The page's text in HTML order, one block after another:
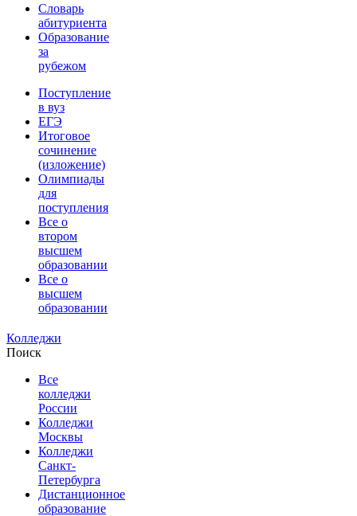
Словарь
абитуриента
Образование
за
рубежом
Поступление
в вуз
ЕГЭ
Итоговое
сочинение
(изложение)
Олимпиады
для
поступления
Все о
втором
высшем
образовании
Все о
высшем
образовании
Колледжи
Поиск
Все
колледжи
России
Колледжи
Москвы
Колледжи
Санкт-
Петербурга
Дистанционное
образование